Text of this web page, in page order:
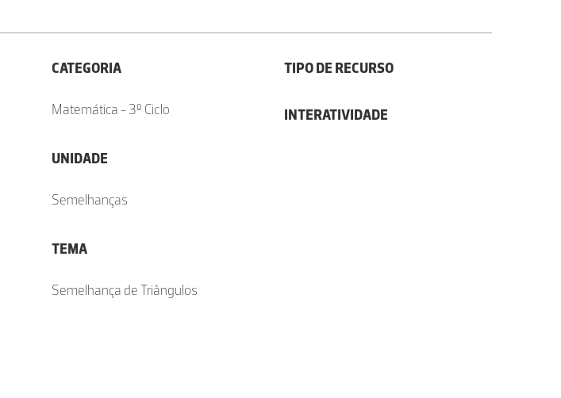
CATEGORIA
Matemática - 3º Ciclo
UNIDADE
Semelhanças
TEMA
Semelhança de Triângulos
TIPO DE RECURSO
INTERATIVIDADE